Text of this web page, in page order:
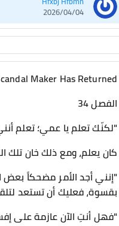
2026/04/04
Maker Has Returned:
الفصل 34
​"لكنّك تعلم يا عمي؛ تعلم
​كان يعلم، ومع ذلك خان تلك
​"إنني أجد الأمر مضحكاً
بقسوة، فعليك أن تستعد
"فهل أنتِ الآن عازمة على